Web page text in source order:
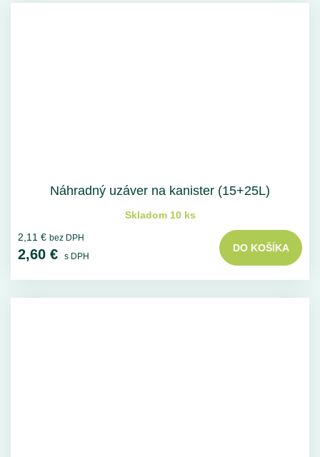
Náhradný uzáver na kanister (15+25L)
Skladom 10 ks
2,11 € bez DPH
2,60 € s DPH
DO KOŠÍKA